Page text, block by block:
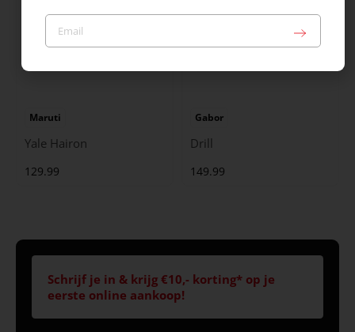
Maruti
Yale Hairon
129.99
Gabor
Drill
149.99
Schrijf je in & krijg €10,- korting* op je
eerste online aankoop!